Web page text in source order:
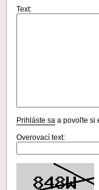
Text:
Prihláste sa a povoľte si
Overovací text: